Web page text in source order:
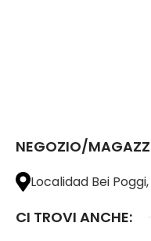
NEGOZIO/
Localidad Bei
CI TROVI ANCHE: